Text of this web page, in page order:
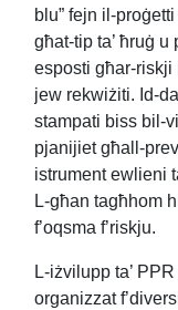
blu” fejn il-
għat-tip ta’ ħruġ
esposti għar-
jew rekwiżiti. Id-
stampati biss bil-
pjanijiet għall-
istrument ewlieni
L-għan tagħhom
f’oqsma f’riskju.
L-iżvilupp ta’
organizzat